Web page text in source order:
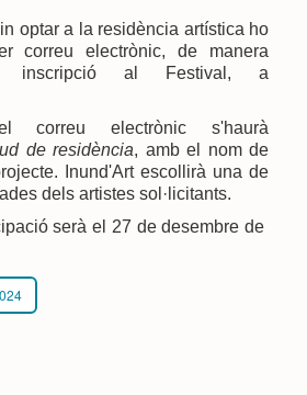
optar a la residència artística ho
correu electrònic, de manera
inscripció al Festival, a
correu electrònic
s'haurà
de residència, amb el nom de
Inund'Art escollirà una de
dels artistes sol·licitants.
serà el 27 de desembre de